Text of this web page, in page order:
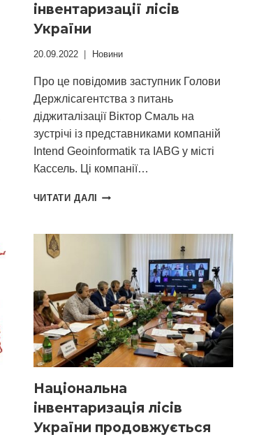
інвентаризації лісів
України
20.09.2022 Новини
Про це повідомив заступник Голови
Держлісагентства з питань
діджиталізації Віктор Смаль на
зустрічі із представниками компаній
Intend Geoinformatik та IABG у місті
Кассель. Ці компанії…
ЧИТАТИ ДАЛІ
ПРОДОВЖУЄМО
НІМЕЦЬКИМИ
ПРОВЕДЕННЯ
ІНВЕНТАРИЗАЦІЇ
ЛІСІВ
УКРАЇНИ
Національна
інвентаризація лісів
України продовжується